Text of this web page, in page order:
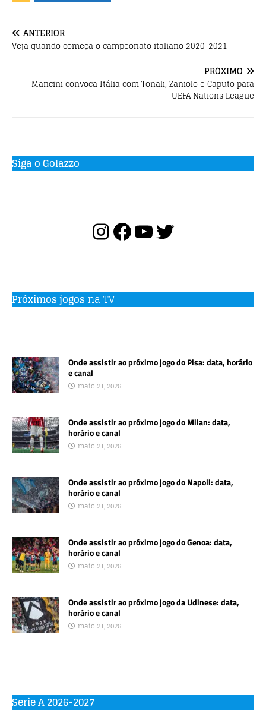
k
ANTERIOR
Veja quando começa o campeonato italiano 2020-2021
PRÓXIMO
Mancini convoca Itália com Tonali, Zaniolo e Caputo para
UEFA Nations League
Siga o Golazzo
Próximos jogos na TV
Onde assistir ao próximo jogo do Pisa: data, horário
e canal
maio 21, 2026
Onde assistir ao próximo jogo do Milan: data,
horário e canal
maio 21, 2026
Onde assistir ao próximo jogo do Napoli: data,
horário e canal
maio 21, 2026
Onde assistir ao próximo jogo do Genoa: data,
horário e canal
maio 21, 2026
Onde assistir ao próximo jogo da Udinese: data,
horário e canal
maio 21, 2026
Serie A 2026-2027